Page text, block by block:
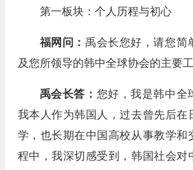
第一板块：个人历程与初心
福网问： 禹会长您好，请您简
及您所领导的韩中全球协会的主要工
禹会长答： 您好，我是韩中全
我本人作为韩国人，过去曾先后在
学，也长期在中国高校从事教学和
程中，我深切感受到，韩国社会对